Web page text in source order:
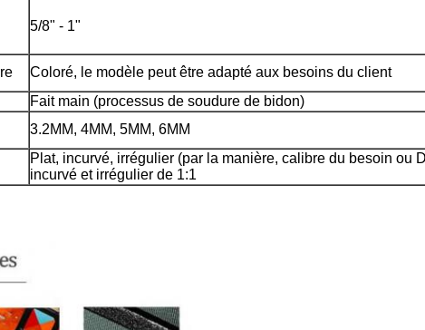
5/8" - 1"
Coloré, le modèle peut être adapté aux besoins du client
Fait main (processus de soudure de bidon)
3.2MM, 4MM, 5MM, 6MM
Plat, incurvé, irrégulier (par la manière, calibre du besoin ou
incurvé et irrégulier de 1:1